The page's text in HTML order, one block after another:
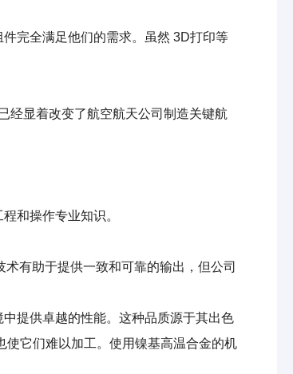
完全满足他们的需求。虽然 3D打印等
显着改变了航空航天公司制造关键航
和操作专业知识。
有助于提供一致和可靠的输出，但公司
提供卓越的性能。这种品质源于其出色
它们难以加工。使用镍基高温合金的机